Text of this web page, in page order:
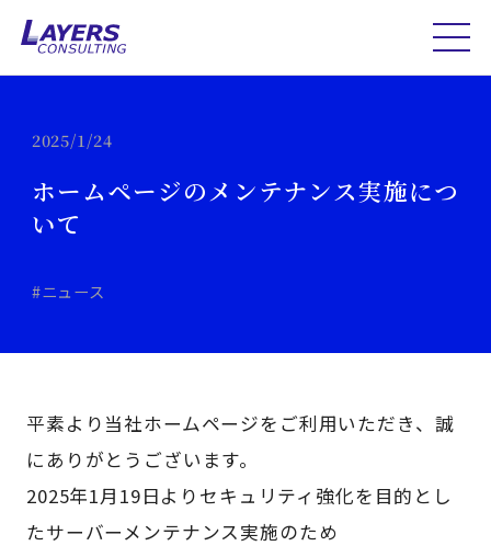
2025/1/24
ホームページのメンテナンス実施につ
いて
#ニュース
平素より当社ホームページをご利用いただき、誠
にありがとうございます。
2025年1月19日よりセキュリティ強化を目的とし
たサーバーメンテナンス実施のため